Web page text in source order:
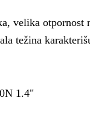
velika otpornost
težina
1.4"